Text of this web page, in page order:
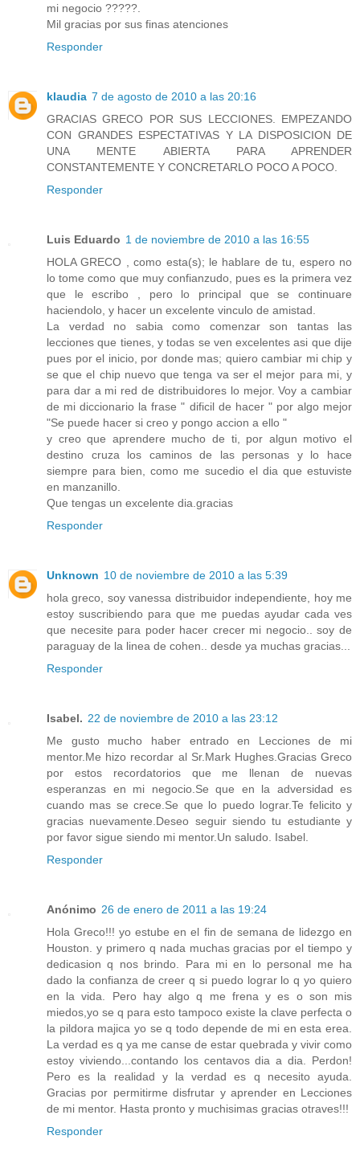
mi negocio ?????.
Mil gracias por sus finas atenciones
Responder
klaudia 7 de agosto de 2010 a las 20:16
GRACIAS GRECO POR SUS LECCIONES. EMPEZANDO
CON GRANDES ESPECTATIVAS Y LA DISPOSICION DE
UNA MENTE ABIERTA PARA APRENDER
CONSTANTEMENTE Y CONCRETARLO POCO A POCO.
Responder
Luis Eduardo 1 de noviembre de 2010 a las 16:55
HOLA GRECO , como esta(s); le hablare de tu, espero no
lo tome como que muy confianzudo, pues es la primera vez
que le escribo , pero lo principal que se continuare
haciendolo, y hacer un excelente vinculo de amistad.
La verdad no sabia como comenzar son tantas las
lecciones que tienes, y todas se ven excelentes asi que dije
pues por el inicio, por donde mas; quiero cambiar mi chip y
se que el chip nuevo que tenga va ser el mejor para mi, y
para dar a mi red de distribuidores lo mejor. Voy a cambiar
de mi diccionario la frase " dificil de hacer " por algo mejor
"Se puede hacer si creo y pongo accion a ello "
y creo que aprendere mucho de ti, por algun motivo el
destino cruza los caminos de las personas y lo hace
siempre para bien, como me sucedio el dia que estuviste
en manzanillo.
Que tengas un excelente dia.gracias
Responder
Unknown 10 de noviembre de 2010 a las 5:39
hola greco, soy vanessa distribuidor independiente, hoy me
estoy suscribiendo para que me puedas ayudar cada ves
que necesite para poder hacer crecer mi negocio.. soy de
paraguay de la linea de cohen.. desde ya muchas gracias...
Responder
Isabel. 22 de noviembre de 2010 a las 23:12
Me gusto mucho haber entrado en Lecciones de mi
mentor.Me hizo recordar al Sr.Mark Hughes.Gracias Greco
por estos recordatorios que me llenan de nuevas
esperanzas en mi negocio.Se que en la adversidad es
cuando mas se crece.Se que lo puedo lograr.Te felicito y
gracias nuevamente.Deseo seguir siendo tu estudiante y
por favor sigue siendo mi mentor.Un saludo. Isabel.
Responder
Anónimo 26 de enero de 2011 a las 19:24
Hola Greco!!! yo estube en el fin de semana de lidezgo en
Houston. y primero q nada muchas gracias por el tiempo y
dedicasion q nos brindo. Para mi en lo personal me ha
dado la confianza de creer q si puedo lograr lo q yo quiero
en la vida. Pero hay algo q me frena y es o son mis
miedos,yo se q para esto tampoco existe la clave perfecta o
la pildora majica yo se q todo depende de mi en esta erea.
La verdad es q ya me canse de estar quebrada y vivir como
estoy viviendo...contando los centavos dia a dia. Perdon!
Pero es la realidad y la verdad es q necesito ayuda.
Gracias por permitirme disfrutar y aprender en Lecciones
de mi mentor. Hasta pronto y muchisimas gracias otraves!!!
Responder